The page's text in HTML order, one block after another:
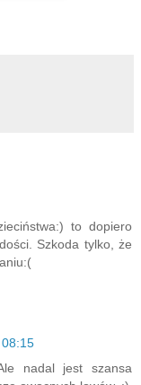
to dopiero
Szkoda tylko, że
nadal jest szansa